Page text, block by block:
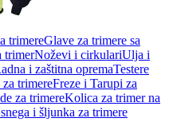
trimereGlave za trimere sa
trimerNoževi i cirkulariUlja i
i zaštitna opremaTestere
trimereFreze i Tarupi za
za trimereKolica za trimer na
i šljunka za trimere